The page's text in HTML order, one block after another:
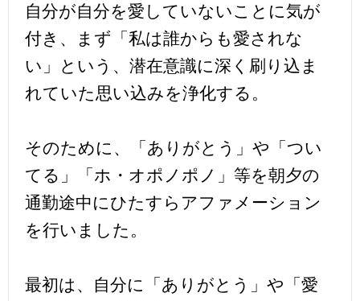
自分が自分を愛していないことに気が
付き、まず「私は誰からも愛されな
い」という、潜在意識に深く刷り込ま
れていた思い込みを浄化する。
そのために、「ありがとう」や「つい
てる」「ホ・オポノポノ」等を朝夕の
通勤途中にひたすらアファメーション
を行いました。
最初は、自分に「ありがとう」や「愛